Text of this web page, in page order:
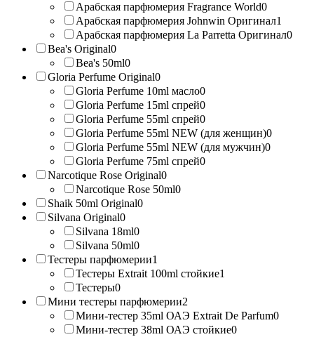
Арабская парфюмерия Fragrance World0
Арабская парфюмерия Johnwin Оригинал1
Арабская парфюмерия La Parretta Оригинал0
Bea's Original0
Bea's 50ml0
Gloria Perfume Original0
Gloria Perfume 10ml масло0
Gloria Perfume 15ml спрей0
Gloria Perfume 55ml спрей0
Gloria Perfume 55ml NEW (для женщин)0
Gloria Perfume 55ml NEW (для мужчин)0
Gloria Perfume 75ml спрей0
Narcotique Rose Original0
Narcotique Rose 50ml0
Shaik 50ml Original0
Silvana Original0
Silvana 18ml0
Silvana 50ml0
Тестеры парфюмерии1
Тестеры Extrait 100ml стойкие1
Тестеры0
Мини тестеры парфюмерии2
Мини-тестер 35ml ОАЭ Extrait De Parfum0
Мини-тестер 38ml ОАЭ стойкие0